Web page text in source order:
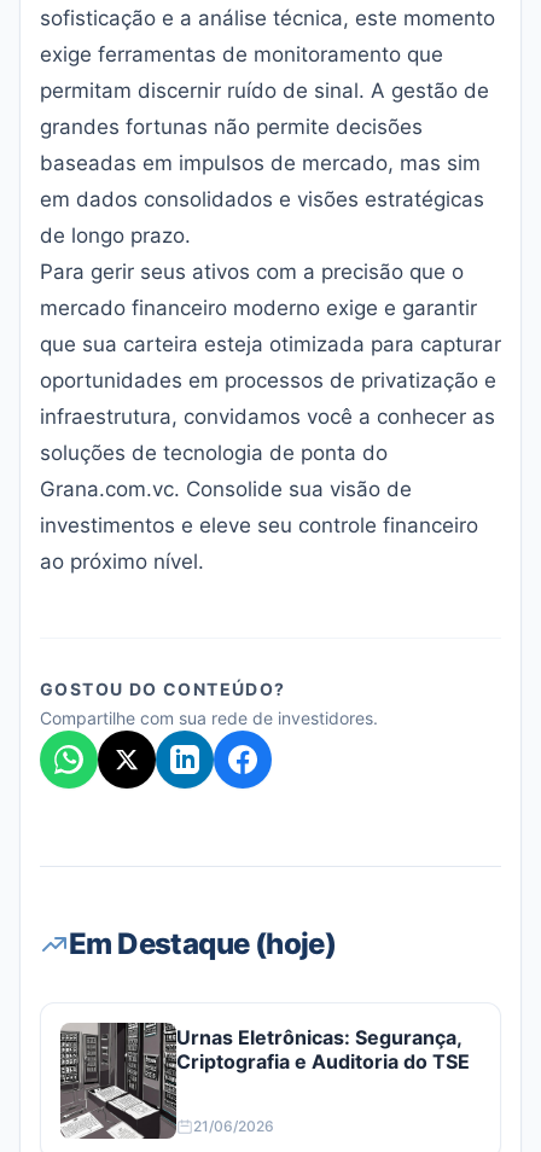
sofisticação e a análise técnica, este momento
exige ferramentas de monitoramento que
permitam discernir ruído de sinal. A gestão de
grandes fortunas não permite decisões
baseadas em impulsos de mercado, mas sim
em dados consolidados e visões estratégicas
de longo prazo.
Para gerir seus ativos com a precisão que o
mercado financeiro moderno exige e garantir
que sua carteira esteja otimizada para capturar
oportunidades em processos de privatização e
infraestrutura, convidamos você a conhecer as
soluções de tecnologia de ponta do
Grana.com.vc. Consolide sua visão de
investimentos e eleve seu controle financeiro
ao próximo nível.
GOSTOU DO CONTEÚDO?
Compartilhe com sua rede de investidores.
Em Destaque (hoje)
Urnas Eletrônicas: Segurança,
Criptografia e Auditoria do TSE
21/06/2026